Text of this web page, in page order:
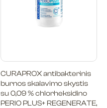
CURAPROX antibakterinis
burnos skalavimo skystis
su 0,09 % chlorheksidino
PERIO PLUS+ REGENERATE,